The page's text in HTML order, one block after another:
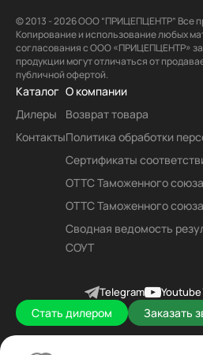
© 2013 - 2026 ООО “ПРИЦЕПЦЕНТР” Все
Копирование и использование любых
согласования с ООО «ПРИЦЕПЦЕНТР»
продукции могут отличаться от
публичной офертой.
Каталог
Дилеры
Контакты
О компании
Возврат товара
Политика обработки
Сертификаты
ОТТС Таможенного
ОТТС Таможенного
Сводная ведомость
СОУТ
Telegram Youtube
Стать дилером Заказать